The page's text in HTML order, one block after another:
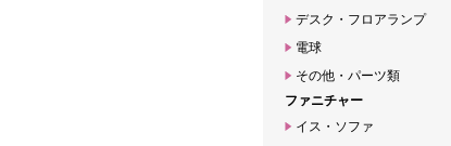
デスク・フロアランプ
電球
その他・パーツ類
ファニチャー
イス・ソファ